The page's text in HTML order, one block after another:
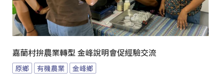
嘉蘭村拚農業轉型 金峰說明會促經驗交流
原鄉 有機農業 金峰鄉